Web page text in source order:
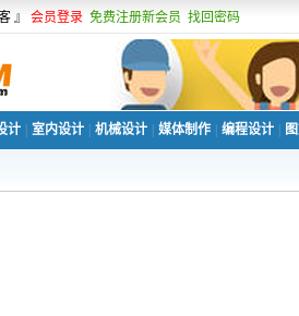
』 会员登录 免费注册新会员 找回密码
计 室内设计 机械设计 媒体制作 编程设计